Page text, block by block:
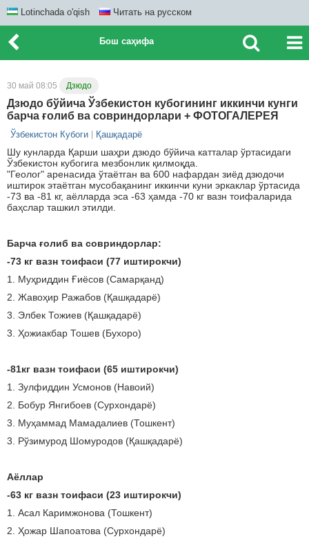
Lotinchada o'qish Читать на русском
Бош саҳифа
30 май 08:05 Дзюдо
Дзюдо бўйича Ўзбекистон кубогининг иккинчи кунги
барча ғолиб ва совриндорлари + ФОТОГАЛЕРЕЯ
Ўзбекистон Кубоги Қашқадарё
Шу кунларда Қарши шаҳри дзюдо бўйича катталар ўртасидаги
Ўзбекистон кубогига мезбонлик қилмоқда.
"Геолог" аренасида ўтаётган ва 600 нафардан зиёд дзюдочи
иштирок этаётган мусобақанинг иккинчи куни эркаклар ўртасида
-73 ва -81 кг, аёлларда эса -63 ҳамда -70 кг вазн тоифаларида
баҳслар ташкил этилди.
Барча ғолиб ва совриндорлар:
-73 кг вазн тоифаси (77 иштирокчи)
1. Муҳриддин Ғиёсов (Самарқанд)
2. Жавоҳир Ражабов (Қашқадарё)
3. Элбек Тожиев (Қашқадарё)
3. Ҳожиакбар Тошев (Бухоро)
-81кг вазн тоифаси (65 иштирокчи)
1. Зулфиддин Усмонов (Навоий)
2. Бобур Янгибоев (Сурхондарё)
3. Муҳаммад Мамадалиев (Тошкент)
3. Рўзимурод Шомуродов (Қашқадарё)
Аёллар
-63 кг вазн тоифаси (23 иштирокчи)
1. Асал Каримжонова (Тошкент)
2. Ҳожар Шапоатова (Сурхондарё)